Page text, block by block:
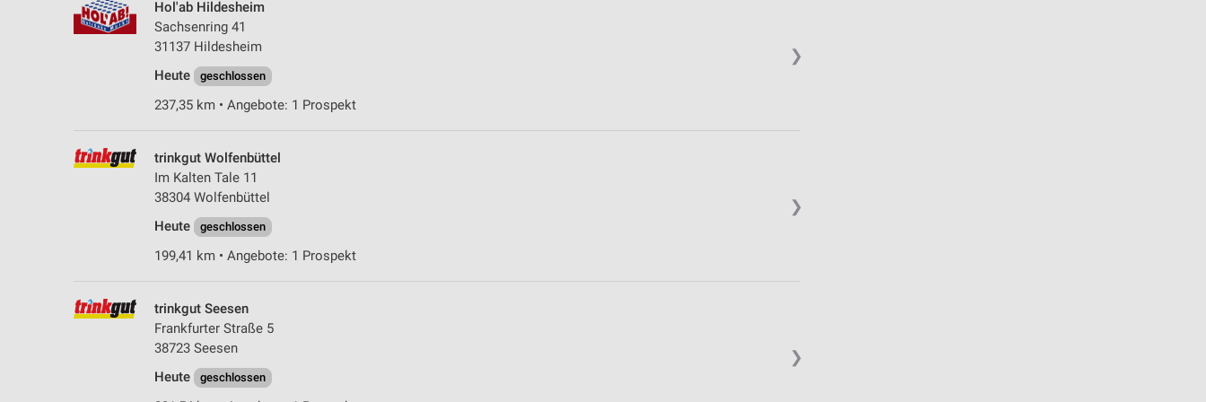
❯
Hol'ab Hildesheim
Sachsenring 41
31137 Hildesheim
Heute
geschlossen
237,35 km • Angebote: 1 Prospekt
❯
trinkgut Wolfenbüttel
Im Kalten Tale 11
38304 Wolfenbüttel
Heute
geschlossen
199,41 km • Angebote: 1 Prospekt
❯
trinkgut Seesen
Frankfurter Straße 5
38723 Seesen
Heute
geschlossen